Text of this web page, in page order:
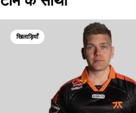
खिलाड़ियाँ